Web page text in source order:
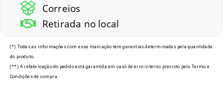
Correios
Retirada no local
(*) Todas as informações com essa marcação tem garantias determinadas pela quantidade
do produto.
(**) A refabricação do pedido está garantida em caso de erro interno previsto pelo Termo e
Condições de compra.